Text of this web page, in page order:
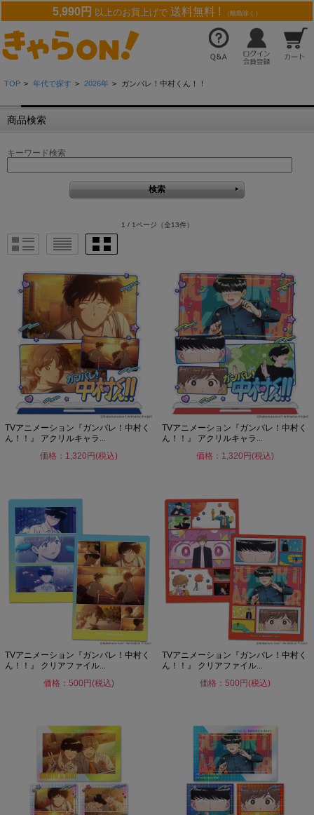
5,990円 以上のお買上げで 送料無料 ! （離島除く）
TOP > 年代で探す > 2026年 > ガンバレ！中村くん！！
商品検索
キーワード検索
1 / 1ページ （全13件）
TVアニメーション『ガンバレ！中村く
ん！！』 アクリルキャラ...
価格：1,320円(税込)
TVアニメーション『ガンバレ！中村く
ん！！』 アクリルキャラ...
価格：1,320円(税込)
TVアニメーション『ガンバレ！中村く
ん！！』 クリアファイル...
価格：500円(税込)
TVアニメーション『ガンバレ！中村く
ん！！』 クリアファイル...
価格：500円(税込)